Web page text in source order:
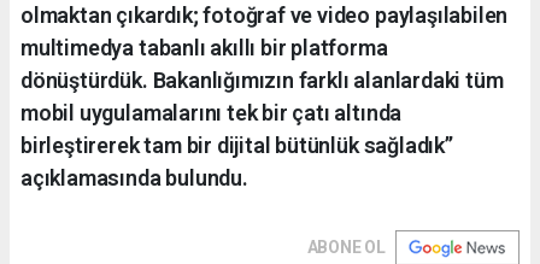
olmaktan çıkardık; fotoğraf ve video paylaşılabilen
multimedya tabanlı akıllı bir platforma
dönüştürdük. Bakanlığımızın farklı alanlardaki tüm
mobil uygulamalarını tek bir çatı altında
birleştirerek tam bir dijital bütünlük sağladık’’
açıklamasında bulundu.
ABONE OL